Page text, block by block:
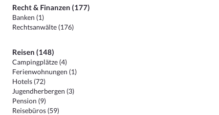
Recht & Finanzen (177)
Banken (1)
Rechtsanwälte (176)
Reisen (148)
Campingplätze (4)
Ferienwohnungen (1)
Hotels (72)
Jugendherbergen (3)
Pension (9)
Reisebüros (59)